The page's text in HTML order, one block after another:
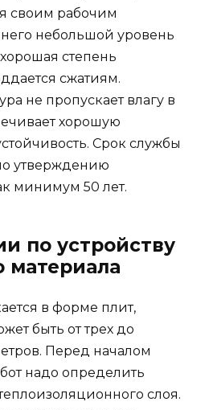
своим рабочим
небольшой уровень
степень
сжатиям.
не пропускает влагу в
хорошую
Срок службы
утверждению
минимум 50 лет.
по устройству
материала
в форме плит,
быть от трех до
Перед началом
надо определить
слоя.